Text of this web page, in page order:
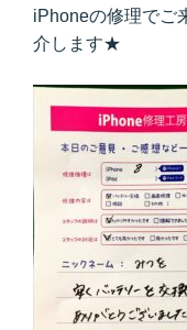
iPhoneの修理でご
介します★